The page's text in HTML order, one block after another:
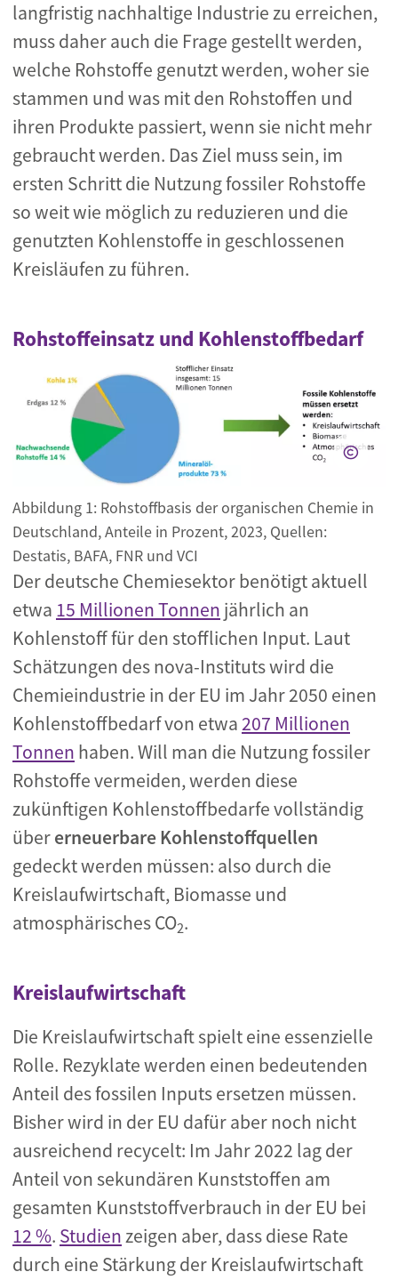
langfristig nachhaltige Industrie zu erreichen,
muss daher auch die Frage gestellt werden,
welche Rohstoffe genutzt werden, woher sie
stammen und was mit den Rohstoffen und
ihren Produkte passiert, wenn sie nicht mehr
gebraucht werden. Das Ziel muss sein, im
ersten Schritt die Nutzung fossiler Rohstoffe
so weit wie möglich zu reduzieren und die
genutzten Kohlenstoffe in geschlossenen
Kreisläufen zu führen.
Rohstoffeinsatz und Kohlenstoffbedarf
Abbildung 1: Rohstoffbasis der organischen Chemie in
Deutschland, Anteile in Prozent, 2023, Quellen:
Destatis, BAFA, FNR und VCI
Der deutsche Chemiesektor benötigt aktuell
etwa 15 Millionen Tonnen jährlich an
Kohlenstoff für den stofflichen Input. Laut
Schätzungen des nova-Instituts wird die
Chemieindustrie in der EU im Jahr 2050 einen
Kohlenstoffbedarf von etwa207 Millionen
Tonnen haben. Will man die Nutzung fossiler
Rohstoffe vermeiden, werden diese
zukünftigen Kohlenstoffbedarfe vollständig
übererneuerbare Kohlenstoffquellen
gedeckt werden müssen: also durch die
Kreislaufwirtschaft, Biomasse und
atmosphärisches CO2.
Kreislaufwirtschaft
Die Kreislaufwirtschaft spielt eine essenzielle
Rolle. Rezyklate werden einen bedeutenden
Anteil des fossilen Inputs ersetzen müssen.
Bisher wird in der EU dafür aber noch nicht
ausreichend recycelt: Im Jahr 2022 lag der
Anteil von sekundären Kunststoffen am
gesamten Kunststoffverbrauch in der EU bei
12 %. Studienzeigen aber, dass diese Rate
durch eine Stärkung der Kreislaufwirtschaft